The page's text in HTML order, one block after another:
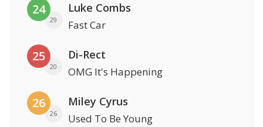
24
29
Luke Combs
Fast Car
25
20
Di-Rect
OMG It's Happening
26
26
Miley Cyrus
Used To Be Young